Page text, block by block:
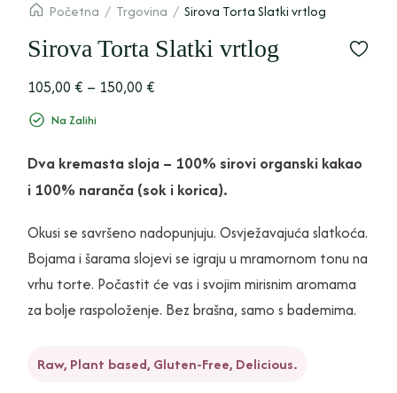
Početna / Trgovina / Sirova Torta Slatki vrtlog
Sirova Torta Slatki vrtlog
105,00 € – 150,00 €
Na Zalihi
Dva kremasta sloja – 100% sirovi organski kakao
i 100% naranča (sok i korica).
Okusi se savršeno nadopunjuju. Osvježavajuća slatkoća.
Bojama i šarama slojevi se igraju u mramornom tonu na
vrhu torte. Počastit će vas i svojim mirisnim aromama
za bolje raspoloženje. Bez brašna, samo s bademima.
Raw, Plant based, Gluten-Free, Delicious.